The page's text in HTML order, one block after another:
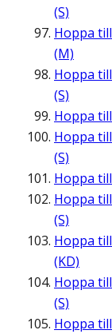
(S)
Hoppa till
(M)
Hoppa till
(S)
Hoppa till
Hoppa till
(S)
Hoppa till
Hoppa till
(S)
Hoppa till
(KD)
Hoppa till
(S)
Hoppa till